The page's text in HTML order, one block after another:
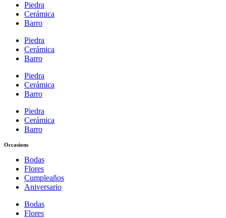
Piedra
Cerámica
Barro
Piedra
Cerámica
Barro
Piedra
Cerámica
Barro
Piedra
Cerámica
Barro
Occasions
Bodas
Flores
Cumpleaños
Aniversario
Bodas
Flores